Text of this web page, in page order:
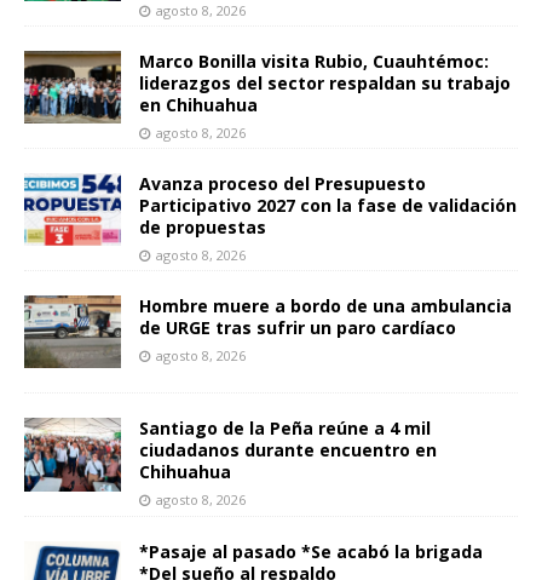
agosto 8, 2026
Marco Bonilla visita Rubio, Cuauhtémoc:
liderazgos del sector respaldan su trabajo
en Chihuahua
agosto 8, 2026
Avanza proceso del Presupuesto
Participativo 2027 con la fase de validación
de propuestas
agosto 8, 2026
Hombre muere a bordo de una ambulancia
de URGE tras sufrir un paro cardíaco
agosto 8, 2026
Santiago de la Peña reúne a 4 mil
ciudadanos durante encuentro en
Chihuahua
agosto 8, 2026
*Pasaje al pasado *Se acabó la brigada
*Del sueño al respaldo